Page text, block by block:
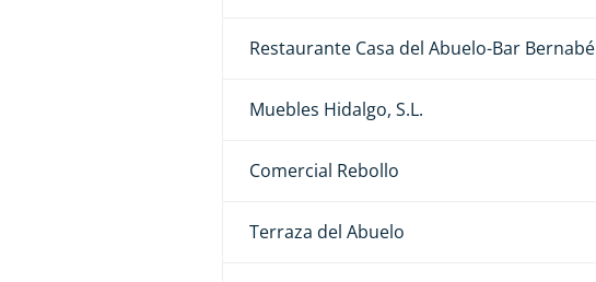
Restaurante Casa del Abuelo-Bar Bernabé
Muebles Hidalgo, S.L.
Comercial Rebollo
Terraza del Abuelo